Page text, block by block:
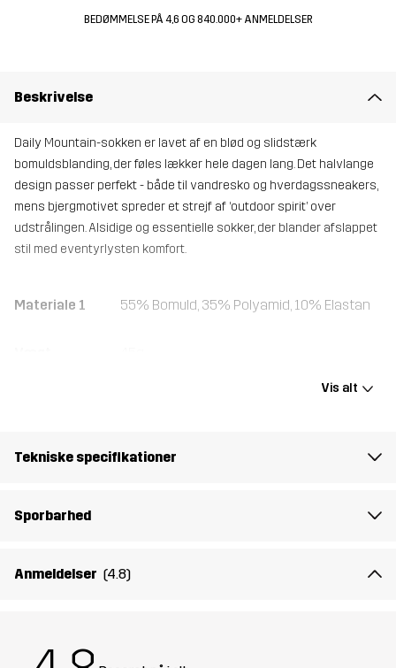
BEDØMMELSE PÅ 4,6 OG 840.000+ ANMELDELSER
Beskrivelse
Daily Mountain-sokken er lavet af en blød og slidstærk
bomuldsblanding, der føles lækker hele dagen lang. Det halvlange
design passer perfekt - både til vandresko og hverdagssneakers,
mens bjergmotivet spreder et strejf af ‘outdoor spirit’ over
udstrålingen. Alsidige og essentielle sokker, der blander afslappet
stil med eventyrlysten komfort.
Materiale 1 55% Bomuld, 35% Polyamid, 10% Elastan
Varenummer 14715_4173
Vis alt
Tekniske specifikationer
Sporbarhed
Anmeldelser (4.8)